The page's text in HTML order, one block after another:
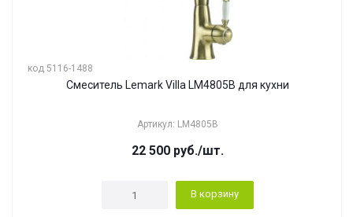
код 5116-1488
Смеситель Lemark Villa LM4805B для кухни
Артикул: LM4805B
22 500руб./шт.
В корзину